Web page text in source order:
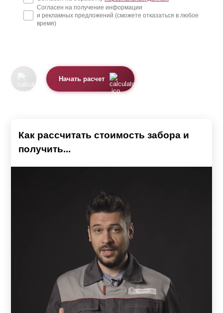
Согласен на получение информации
и рекламных предложений (сможете отказаться в любое
время)
Начать расчет
Как рассчитать стоимость забора и
получить...